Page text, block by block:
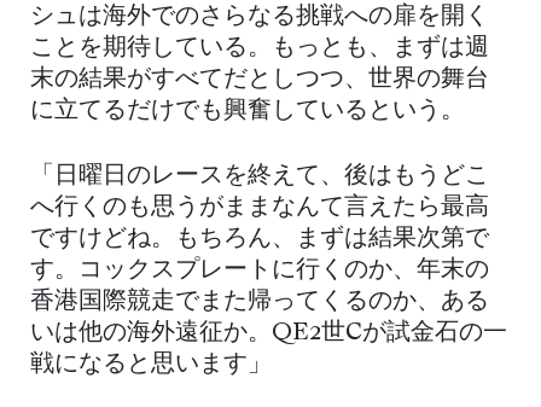
シュは海外でのさらなる挑戦への扉を開く
ことを期待している。もっとも、まずは週
末の結果がすべてだとしつつ、世界の舞台
に立てるだけでも興奮しているという。
「日曜日のレースを終えて、後はもうどこ
へ行くのも思うがままなんて言えたら最高
ですけどね。もちろん、まずは結果次第で
す。コックスプレートに行くのか、年末の
香港国際競走でまた帰ってくるのか、ある
いは他の海外遠征か。QE2世Cが試金石の一
戦になると思います」